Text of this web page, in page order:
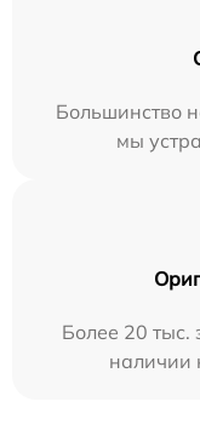
Большинство
мы
Более 20 тыс.
наличии